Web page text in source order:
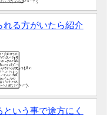
れる方がいたら紹介
いう事で途方にく